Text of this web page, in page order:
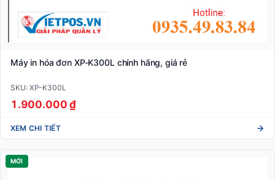
Máy in hóa đơn XP-K300L chính hãng, giá rẻ
SKU: XP-K300L
1.900.000 ₫
XEM CHI TIẾT
MỚI